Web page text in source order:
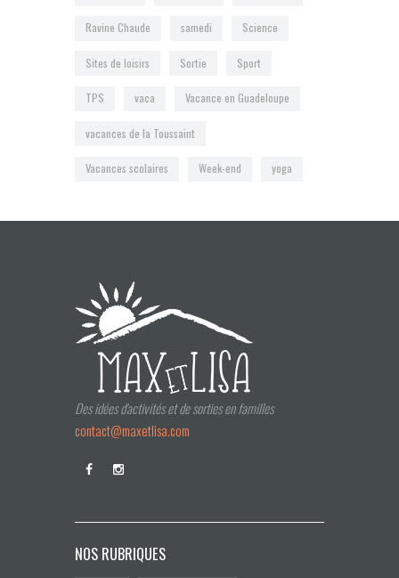
Ravine Chaude samedi Science
Sites de loisirs Sortie Sport
TPS vaca Vacance en Guadeloupe
vacances de la Toussaint
Vacances scolaires Week-end yoga
Des idées d'activités et de sorties en familles
contact@maxetlisa.com
NOS RUBRIQUES